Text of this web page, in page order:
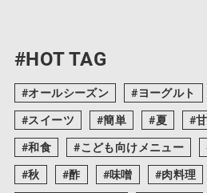
#HOT TAG
オールシーズン ヨーグルト
スイーツ
簡単 夏
和食
こども向けメニュー
秋
酢 味噌 肉料理